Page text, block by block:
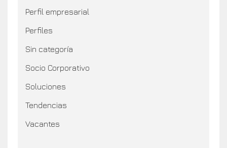
Perfil empresarial
Perfiles
Sin categoría
Socio Corporativo
Soluciones
Tendencias
Vacantes